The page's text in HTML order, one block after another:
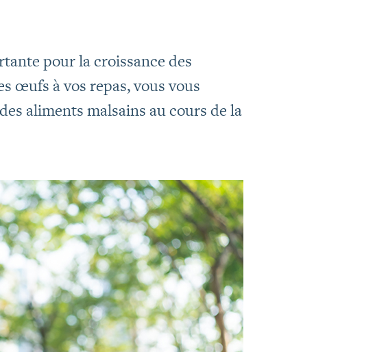
pour la croissance des
œufs à vos repas, vous vous
aliments malsains au cours de la